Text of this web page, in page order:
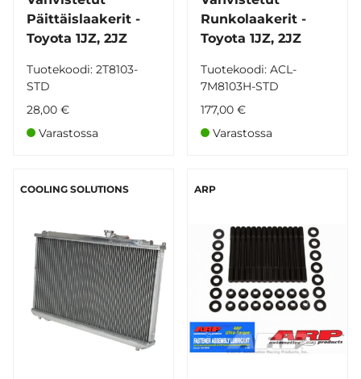
Päittäislaakerit -
Toyota 1JZ, 2JZ
Tuotekoodi: 2T8103-
STD
28,00 €
Varastossa
Runkolaakerit -
Toyota 1JZ, 2JZ
Tuotekoodi: ACL-
7M8103H-STD
177,00 €
Varastossa
COOLING SOLUTIONS ARP